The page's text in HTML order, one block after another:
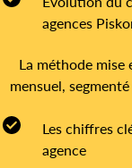
agences
La méthode
mensuel,
Les chiffres
agence